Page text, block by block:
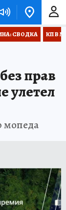
СВОДКА КП В
прав
улетел
мопеда